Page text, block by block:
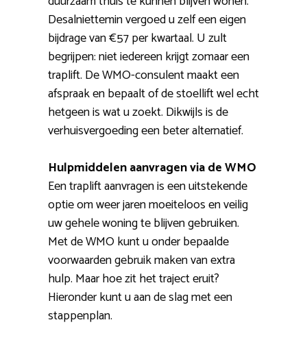
Desalniettemin vergoed u zelf een eigen
bijdrage van €57 per kwartaal. U zult
begrijpen: niet iedereen krijgt zomaar een
traplift. De WMO-consulent maakt een
afspraak en bepaalt of de stoellift wel echt
hetgeen is wat u zoekt. Dikwijls is de
verhuisvergoeding een beter alternatief.
Hulpmiddelen aanvragen via de WMO
Een traplift aanvragen is een uitstekende
optie om weer jaren moeiteloos en veilig
uw gehele woning te blijven gebruiken.
Met de WMO kunt u onder bepaalde
voorwaarden gebruik maken van extra
hulp. Maar hoe zit het traject eruit?
Hieronder kunt u aan de slag met een
stappenplan.